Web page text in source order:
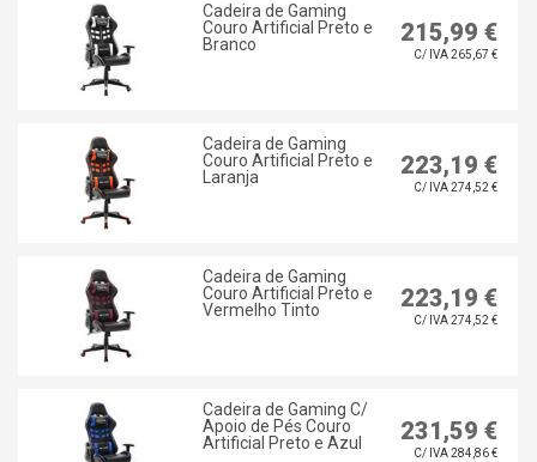
Cadeira de Gaming
Couro Artificial Preto e
Branco
215,99 €
C/ IVA 265,67 €
Cadeira de Gaming
Couro Artificial Preto e
Laranja
223,19 €
C/ IVA 274,52 €
Cadeira de Gaming
Couro Artificial Preto e
Vermelho Tinto
223,19 €
C/ IVA 274,52 €
Cadeira de Gaming C/
Apoio de Pés Couro
Artificial Preto e Azul
231,59 €
C/ IVA 284,86 €